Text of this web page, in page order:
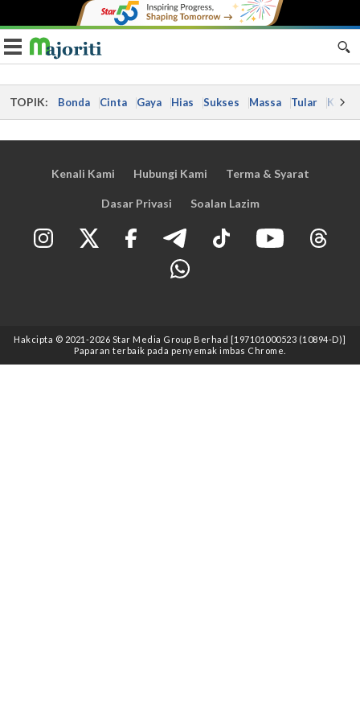
Toggle navigation
TOPIK: Bonda Cinta Gaya Hias Sukses Massa Tular Kes
Kenali Kami Hubungi Kami Terma & Syarat
Dasar Privasi Soalan Lazim
Hakcipta © 2021 -2026 Star Media Group Berhad [197101000523 (10894-D)]
Paparan terbaik pada penyemak imbas Chrome.